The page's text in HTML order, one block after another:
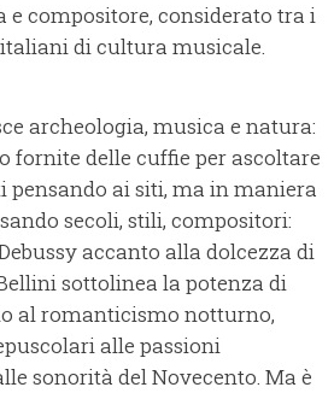
e compositore, considerato tra i
di cultura musicale.
archeologia, musica e natura:
fornite delle cuffie per ascoltare
pensando ai siti, ma in maniera
secoli, stili, compositori:
accanto alla dolcezza di
sottolinea la potenza di
al romanticismo notturno,
alle passioni
sonorità del Novecento. Ma è